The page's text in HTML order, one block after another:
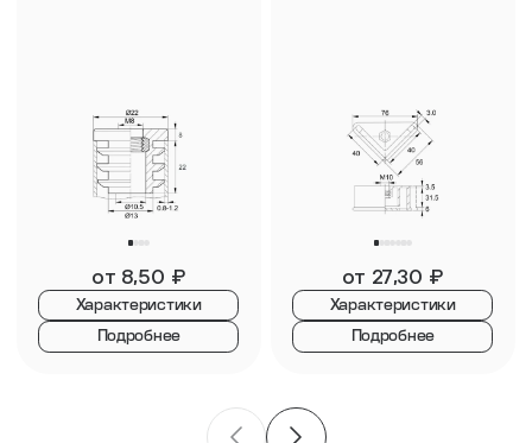
от 8,50 ₽
Характеристики
Подробнее
от 27,30 ₽
Характеристики
Подробнее